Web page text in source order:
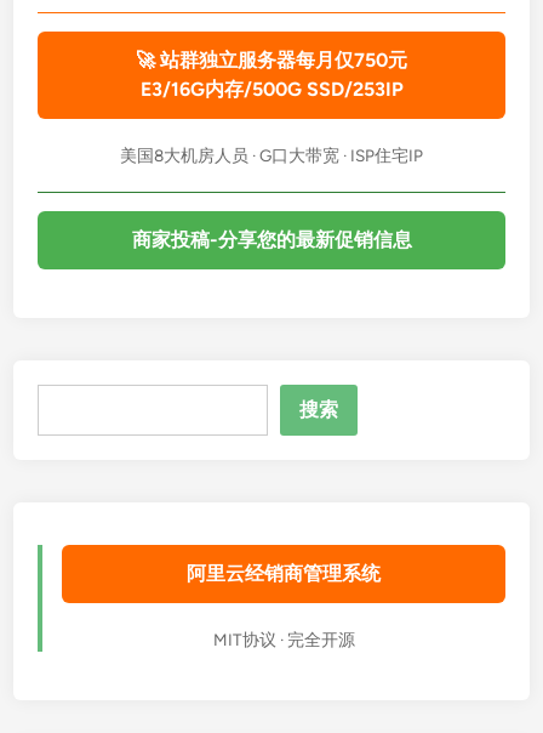
🚀 站群独立服务器每月仅750元
E3/16G内存/500G SSD/253IP
美国8大机房人员 · G口大带宽 · ISP住宅IP
商家投稿-分享您的最新促销信息
搜索
阿里云经销商管理系统
MIT协议 · 完全开源